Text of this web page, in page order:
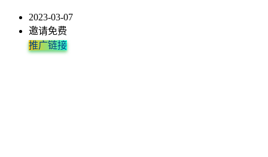
2023-03-07
邀请免费
推广链接